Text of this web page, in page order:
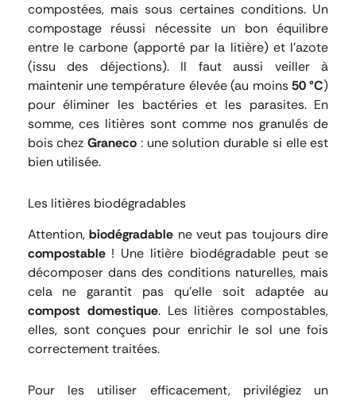
compostées, mais sous certaines conditions. Un
compostage réussi nécessite un bon équilibre
entre le carbone (apporté par la litière) et l’azote
(issu des déjections). Il faut aussi veiller à
maintenir une température élevée (au moins50 °C)
pour éliminer les bactéries et les parasites. En
somme, ces litières sont comme nos granulés de
bois chezGraneco : une solution durable si elle est
bien utilisée.
Les litières biodégradables
Attention,biodégradable ne veut pas toujours dire
compostable ! Une litière biodégradable peut se
décomposer dans des conditions naturelles, mais
cela ne garantit pas qu’elle soit adaptée au
compost domestique. Les litières compostables,
elles, sont conçues pour enrichir le sol une fois
correctement traitées.
Pour les utiliser efficacement, privilégiez un